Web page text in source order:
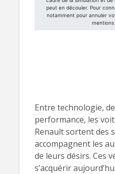
Entre technologie,
performance, les
Renault sortent des
accompagnent les
de leurs désirs. Ces
s’acquérir